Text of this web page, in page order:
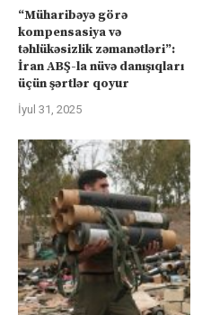
“Müharibəyə görə
kompensasiya və
təhlükəsizlik zəmanətləri”:
İran ABŞ-la nüvə danışıqları
üçün şərtlər qoyur
İyul 31, 2025